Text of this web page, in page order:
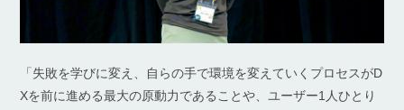
「失敗を学びに変え、自らの手で環境を変えていくプロセスがD
Xを前に進める最大の原動力であることや、ユーザー1人ひとり